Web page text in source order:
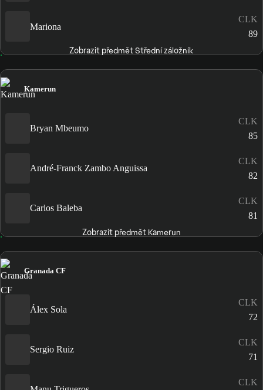
Mariona
CLK
89
Zobrazit předmět Střední záložník
Kamerun
Bryan Mbeumo
CLK
85
André-Franck Zambo Anguissa
CLK
82
Carlos Baleba
CLK
81
Zobrazit předmět Kamerun
Granada CF
Álex Sola
CLK
72
Sergio Ruiz
CLK
71
CLK